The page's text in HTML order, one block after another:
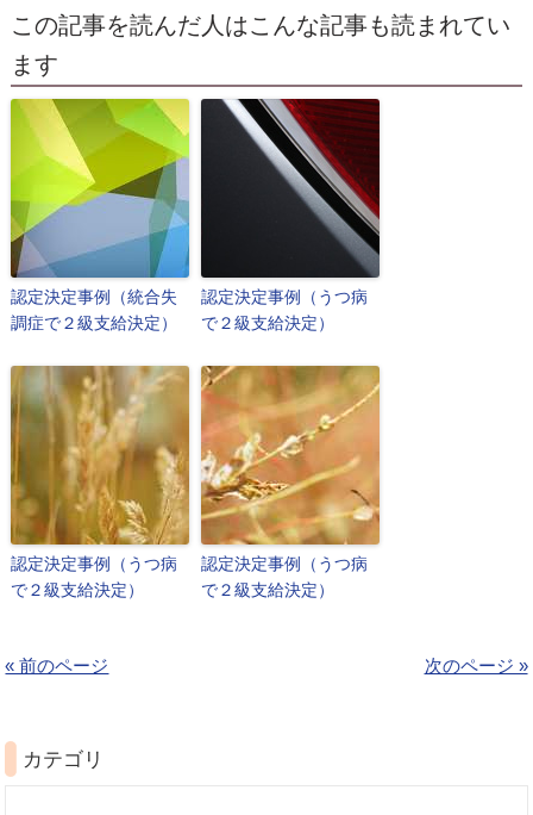
この記事を読んだ人はこんな記事も読まれてい
ます
認定決定事例（統合失
調症で２級支給決定）
認定決定事例（うつ病
で２級支給決定）
認定決定事例（うつ病
で２級支給決定）
認定決定事例（うつ病
で２級支給決定）
« 前のページ 次のページ »
カテゴリ